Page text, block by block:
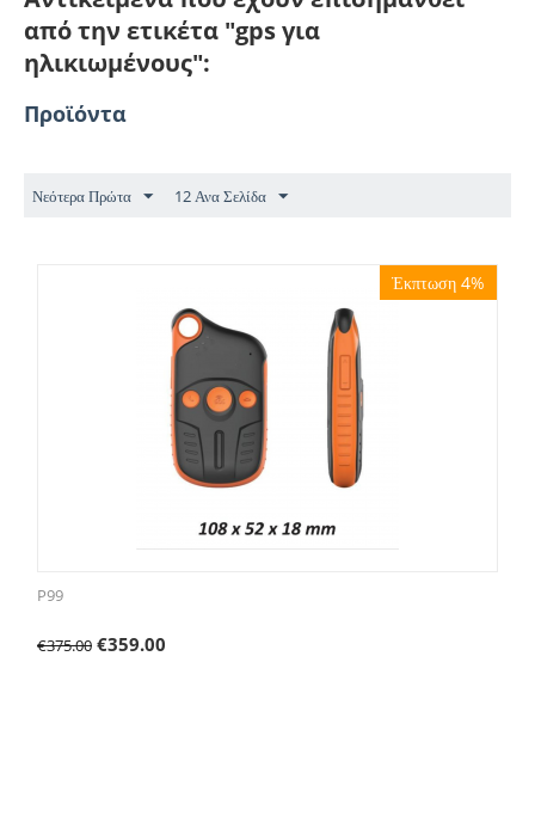
από την ετικέτα "gps για
ηλικιωμένους":
Προϊόντα
Νεότερα Πρώτα 12 Ανα Σελίδα
Έκπτωση 4%
P99
€375.00 €359.00